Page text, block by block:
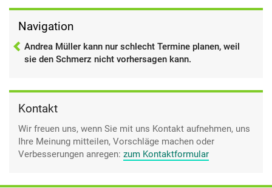
Navigation
Andrea Müller kann nur schlecht Termine planen, weil
sie den Schmerz nicht vorhersagen kann.
Kontakt
Wir freuen uns, wenn Sie mit uns Kontakt aufnehmen, uns
Ihre Meinung mitteilen, Vorschläge machen oder
Verbesserungen anregen: zum Kontaktformular